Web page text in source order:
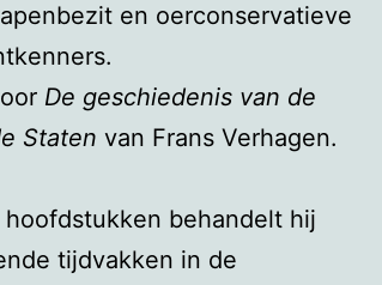
en oerconservatieve
De geschiedenis van de
Staten van Frans Verhagen.
hoofdstukken behandelt hij
tijdvakken in de